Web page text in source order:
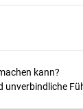
kann?
unverbindliche